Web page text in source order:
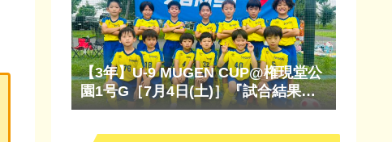
【3年】U-9 MUGEN CUP@権現堂公
園1号G［7月4日(土)］『試合結果』
『マッチレポート』『試合動画』